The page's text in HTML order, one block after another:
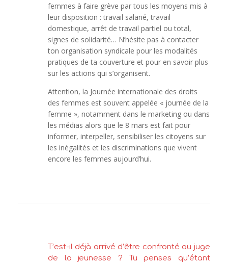
femmes à faire grève par tous les moyens mis à
leur disposition : travail salarié, travail
domestique, arrêt de travail partiel ou total,
signes de solidarité… N’hésite pas à contacter
ton organisation syndicale pour les modalités
pratiques de ta couverture et pour en savoir plus
sur les actions qui s’organisent.
Attention, la Journée internationale des droits
des femmes est souvent appelée « journée de la
femme », notamment dans le marketing ou dans
les médias alors que le 8 mars est fait pour
informer, interpeller, sensibiliser les citoyens sur
les inégalités et les discriminations que vivent
encore les femmes aujourd’hui.
T’est-il déjà arrivé d’être confronté au juge
de la jeunesse ? Tu penses qu’étant